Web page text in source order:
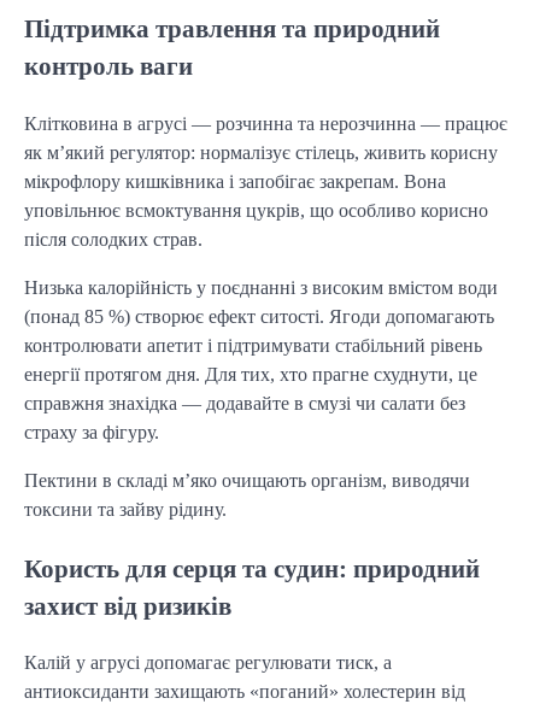
Підтримка травлення та природний
контроль ваги
Клітковина в агрусі — розчинна та нерозчинна — працює
як м’який регулятор: нормалізує стілець, живить корисну
мікрофлору кишківника і запобігає закрепам. Вона
уповільнює всмоктування цукрів, що особливо корисно
після солодких страв.
Низька калорійність у поєднанні з високим вмістом води
(понад 85 %) створює ефект ситості. Ягоди допомагають
контролювати апетит і підтримувати стабільний рівень
енергії протягом дня. Для тих, хто прагне схуднути, це
справжня знахідка — додавайте в смузі чи салати без
страху за фігуру.
Пектини в складі м’яко очищають організм, виводячи
токсини та зайву рідину.
Користь для серця та судин: природний
захист від ризиків
Калій у агрусі допомагає регулювати тиск, а
антиоксиданти захищають «поганий» холестерин від